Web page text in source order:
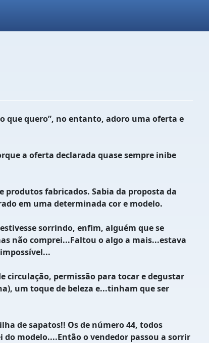
que quero”, no entanto, adoro uma oferta e
a oferta declarada quase sempre inibe
fabricados. Sabia da proposta da
em uma determinada cor e modelo.
sorrindo, enfim, alguém que se
não comprei...Faltou o algo a mais...estava
permissão para tocar e degustar
um toque de beleza e...tinham que ser
de sapatos!! Os de número 44, todos
do modelo....Então o vendedor passou a sorrir